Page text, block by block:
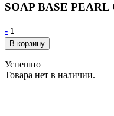
SOAP BASE
-
Успешно
Товара нет в наличии.